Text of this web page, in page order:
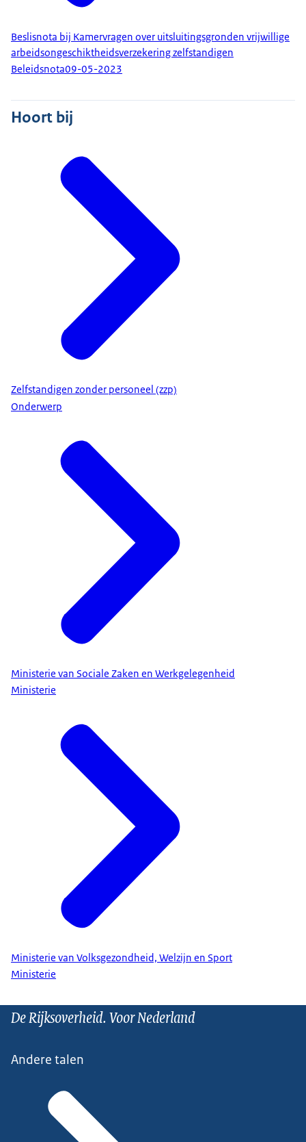
Beslisnota bij Kamervragen over uitsluitingsgronden vrijwillige
arbeidsongeschiktheidsverzekering zelfstandigen
Beleidsnota09-05-2023
Hoort bij
Zelfstandigen zonder personeel (zzp)
Onderwerp
Ministerie van Sociale Zaken en Werkgelegenheid
Ministerie
Ministerie van Volksgezondheid, Welzijn en Sport
Ministerie
De Rijksoverheid. Voor Nederland
Andere talen